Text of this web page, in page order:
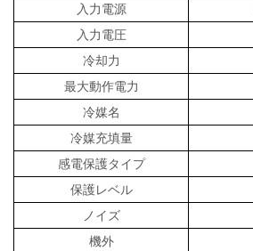
入力電源
入力電圧
冷却力
最大動作電力
冷媒名
冷媒充填量
感電保護タイプ
保護レベル
ノイズ
機外